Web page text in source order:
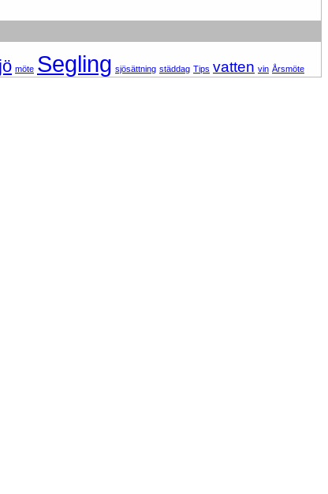
möte Segling sjösättning städdag Tips vatten vin Årsmöte